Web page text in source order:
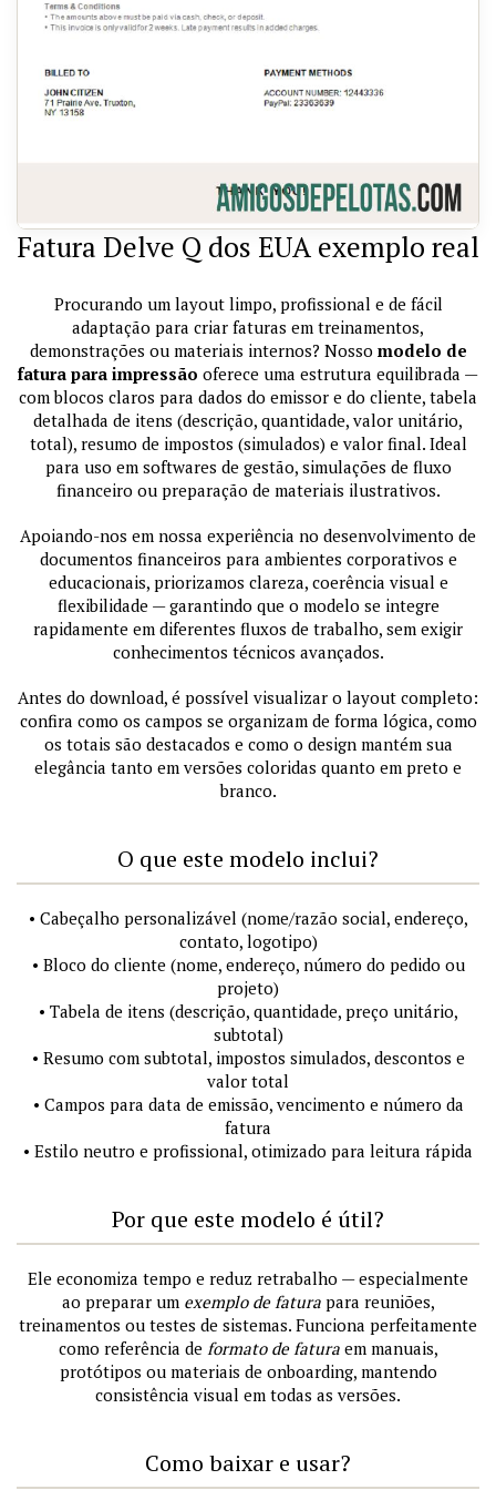
Fatura Delve Q dos EUA exemplo real
Procurando um layout limpo, profissional e de fácil
adaptação para criar faturas em treinamentos,
demonstrações ou materiais internos? Nosso modelo de
fatura para impressão oferece uma estrutura equilibrada —
com blocos claros para dados do emissor e do cliente, tabela
detalhada de itens (descrição, quantidade, valor unitário,
total), resumo de impostos (simulados) e valor final. Ideal
para uso em softwares de gestão, simulações de fluxo
financeiro ou preparação de materiais ilustrativos.
Apoiando-nos em nossa experiência no desenvolvimento de
documentos financeiros para ambientes corporativos e
educacionais, priorizamos clareza, coerência visual e
flexibilidade — garantindo que o modelo se integre
rapidamente em diferentes fluxos de trabalho, sem exigir
conhecimentos técnicos avançados.
Antes do download, é possível visualizar o layout completo:
confira como os campos se organizam de forma lógica, como
os totais são destacados e como o design mantém sua
elegância tanto em versões coloridas quanto em preto e
branco.
O que este modelo inclui?
• Cabeçalho personalizável (nome/razão social, endereço,
contato, logotipo)
• Bloco do cliente (nome, endereço, número do pedido ou
projeto)
• Tabela de itens (descrição, quantidade, preço unitário,
subtotal)
• Resumo com subtotal, impostos simulados, descontos e
valor total
• Campos para data de emissão, vencimento e número da
fatura
• Estilo neutro e profissional, otimizado para leitura rápida
Por que este modelo é útil?
Ele economiza tempo e reduz retrabalho — especialmente
ao preparar um exemplo de faturapara reuniões,
treinamentos ou testes de sistemas. Funciona perfeitamente
como referência de formato de faturaem manuais,
protótipos ou materiais de onboarding, mantendo
consistência visual em todas as versões.
Como baixar e usar?